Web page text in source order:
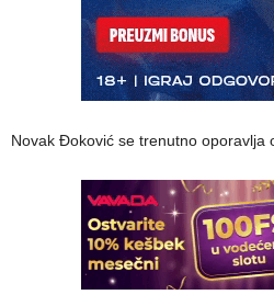
Novak Đoković se trenutno oporavlja